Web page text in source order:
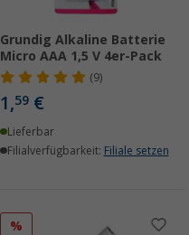
Grundig Alkaline Batterie
Micro AAA 1,5 V 4er-Pack
(9)
1,59 €
Lieferbar
Filialverfügbarkeit: Filiale setzen
%